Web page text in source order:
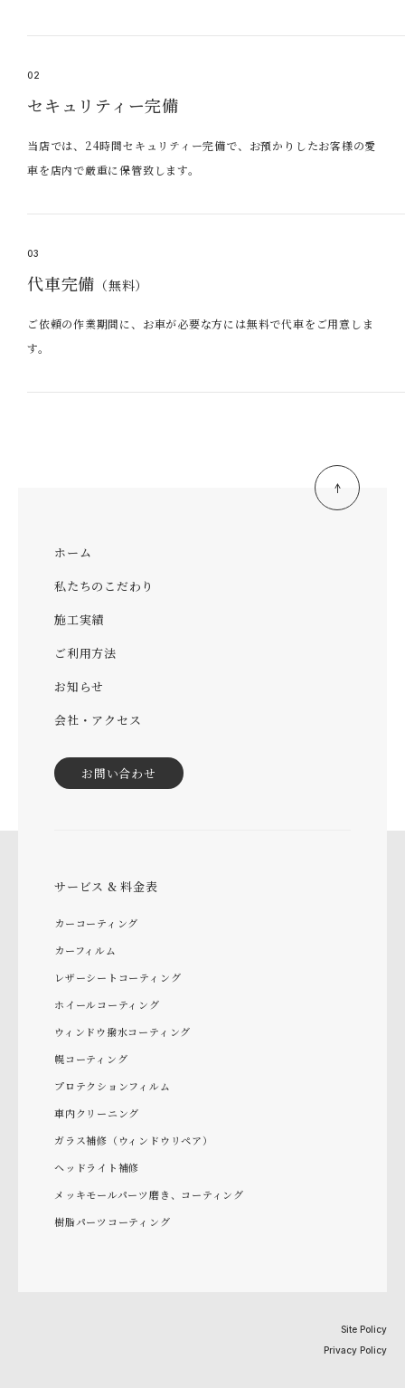
02
セキュリティー完備
当店では、24時間セキュリティー完備で、お預かりしたお客様の愛
車を店内で厳重に保管致します。
03
代車完備 （無料）
ご依頼の作業期間に、お車が必要な方には無料で代車をご用意しま
す。
ホーム
私たちのこだわり
施工実績
ご利用方法
お知らせ
会社・アクセス
お問い合わせ
サービス & 料金表
カーコーティング
カーフィルム
レザーシートコーティング
ホイールコーティング
ウィンドウ撥水コーティング
幌コーティング
プロテクションフィルム
車内クリーニング
ガラス補修（ウィンドウリペア）
ヘッドライト補修
メッキモールパーツ磨き、コーティング
樹脂パーツコーティング
Site Policy
Privacy Policy